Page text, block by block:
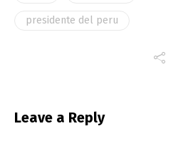
presidente del peru
Leave a Reply